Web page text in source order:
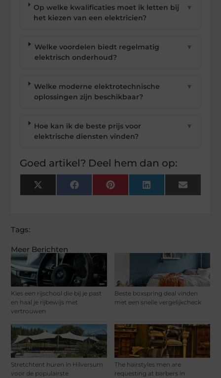
Meer Berichten
Kies een rijschool die bij je past
en haal je rijbewijs met
vertrouwen
Beste boxspring deal vinden
met een snelle vergelijkcheck
Stretchtent huren in Hilversum
voor de populairste
The hairstyles men are
requesting at barbers in
Op welke kwalificaties moet ik letten bij
het kiezen van een elektricien?
▼
Welke voordelen biedt regelmatig
elektrisch onderhoud?
▼
Welke moderne elektrotechnische
oplossingen zijn beschikbaar?
▼
Hoe kan ik de beste prijs voor
elektrische diensten vinden?
▼
Goed artikel? Deel hem dan op:
X
(Twitter)
FacebookPinterest LinkedIn Email
Tags: